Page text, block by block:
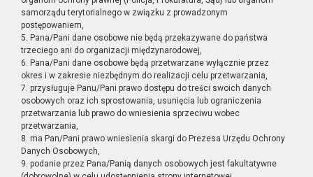
samorządu terytorialnego w związku z prowadzonym
postępowaniem,
5. Pana/Pani dane osobowe nie będą przekazywane do państwa
trzeciego ani do organizacji międzynarodowej,
6. Pana/Pani dane osobowe będą przetwarzane wyłącznie przez
okres i w zakresie niezbędnym do realizacji celu przetwarzania,
7. przysługuje Panu/Pani prawo dostępu do treści swoich danych
osobowych oraz ich sprostowania, usunięcia lub ograniczenia
przetwarzania lub prawo do wniesienia sprzeciwu wobec
przetwarzania,
8. ma Pan/Pani prawo wniesienia skargi do Prezesa Urzędu Ochrony
Danych Osobowych,
9. podanie przez Pana/Panią danych osobowych jest fakultatywne